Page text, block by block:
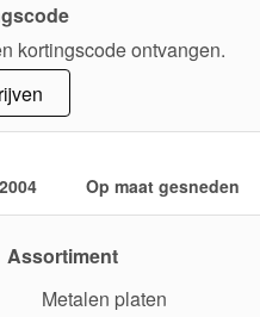
kortingscode ontvangen.
Op maat gesneden
Assortiment
Metalen platen